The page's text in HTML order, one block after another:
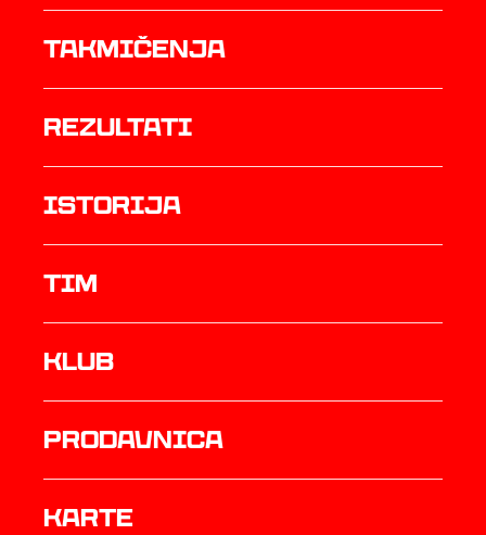
Takmičenja
rezultati
istorija
TIM
Klub
prodavnica
Karte